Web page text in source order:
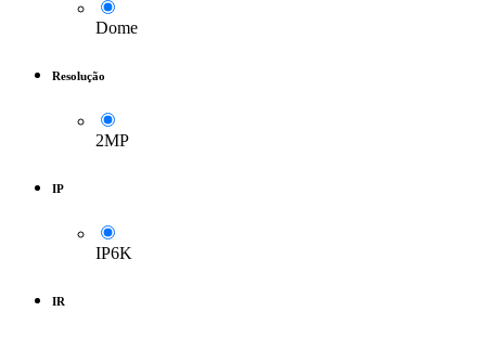
Dome
Resolução
2MP
IP
IP6K
IR